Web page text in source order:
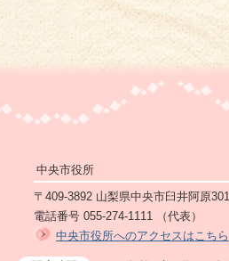
中央市役所
〒409-3892 山梨県中央市臼井阿原
電話番号 055-274-1111 （代表）
中央市役所へのアクセスはこちら